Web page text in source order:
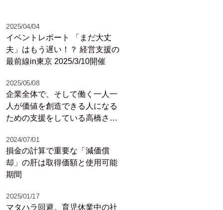
2025/04/04
イベントレポート 「まだ大丈
夫」はもう遅い！？ 経営支援の
最前線in東京 2025/3/10開催
2025/05/08
企業全体で、そして働く一人一
人が価値を創造できる人になる
ための支援をしている高橋さん
「シェルパ（案内人）」。実業
の中で一緒に試行錯誤し、面白
い新商品を開発して成果を上げ
たなど事例も多数！/岡目八目リ
2024/07/01
損金の計算で重要な「減価償
却」の肝は取得価額と使用可能
期間
2025/01/17
マタハラ回避。育児休業中の社